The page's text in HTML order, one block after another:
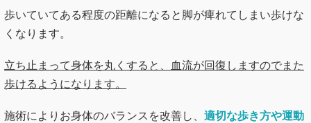
歩いていてある程度の距離になると脚が痺れてしまい歩けな
くなります。
立ち止まって身体を丸くすると、血流が回復しますのでまた
歩けるようになります。
施術によりお身体のバランスを改善し、 適切な歩き方や運動